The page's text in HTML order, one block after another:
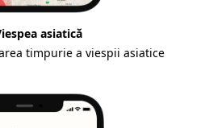
asiatică
timpurie a viespii asiatice